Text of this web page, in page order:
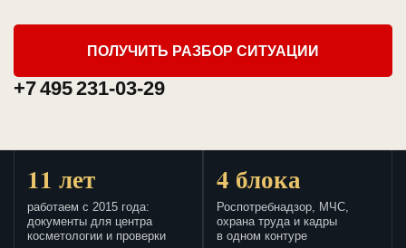
ПОЛУЧИТЬ РАЗБОР СИТУАЦИИ
+7 495 231-03-29
11 лет
работаем с 2015 года:
документы для центра
косметологии и проверки
4 блока
Роспотребнадзор, МЧС,
охрана труда и кадры
в одном контуре